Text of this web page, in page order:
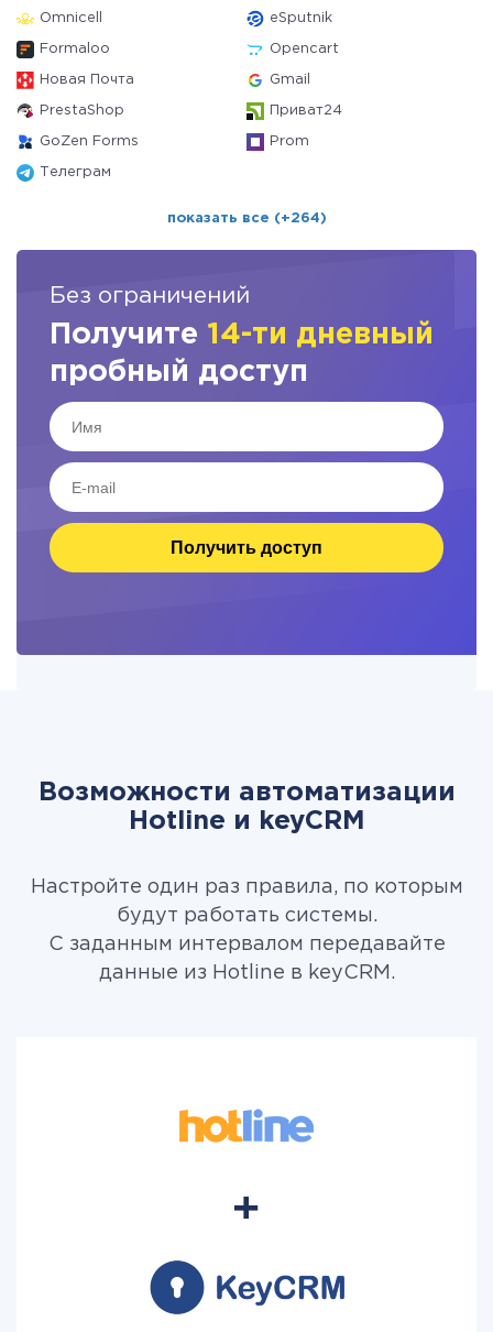
Omnicell eSputnik
Formaloo Opencart
Новая Почта Gmail
PrestaShop Приват24
GoZen Forms Prom
Телеграм
показать все (+264)
Без ограничений
Получите 14-ти дневный
пробный доступ
Получить доступ
Возможности автоматизации
Hotline и keyCRM
Настройте один раз правила, по которым
будут работать системы.
С заданным интервалом передавайте
данные из Hotline в keyCRM.